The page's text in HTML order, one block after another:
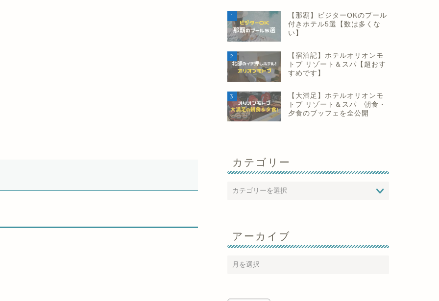
1
【那覇】ビジターOKのプール
付きホテル5選【数は多くな
い】
2
【宿泊記】ホテルオリオンモ
トブ リゾート＆スパ【超おす
すめです】
3
【大満足】ホテルオリオンモ
トブ リゾート＆スパ 朝食・
夕食のブッフェを全公開
カテゴリー
アーカイブ